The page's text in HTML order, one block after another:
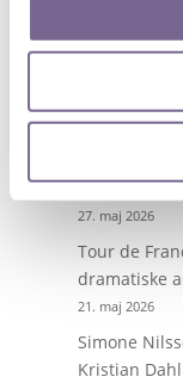
Nyheder på
Byg digitale
Få
27. maj 2026
Tour de
dramatiske
21. maj 2026
Simone
Kristian